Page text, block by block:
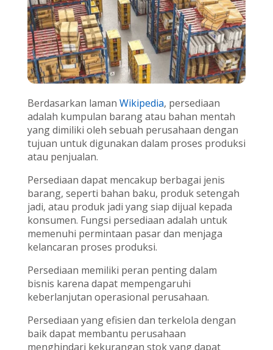
Berdasarkan laman Wikipedia, persediaan
adalah kumpulan barang atau bahan mentah
yang dimiliki oleh sebuah perusahaan dengan
tujuan untuk digunakan dalam proses produksi
atau penjualan.
Persediaan dapat mencakup berbagai jenis
barang, seperti bahan baku, produk setengah
jadi, atau produk jadi yang siap dijual kepada
konsumen. Fungsi persediaan adalah untuk
memenuhi permintaan pasar dan menjaga
kelancaran proses produksi.
Persediaan memiliki peran penting dalam
bisnis karena dapat mempengaruhi
keberlanjutan operasional perusahaan.
Persediaan yang efisien dan terkelola dengan
baik dapat membantu perusahaan
menghindari kekurangan stok yang dapat